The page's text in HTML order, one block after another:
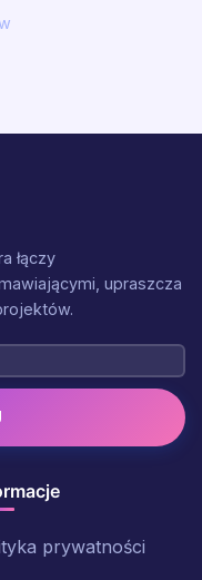
łączy
upraszcza
prywatności